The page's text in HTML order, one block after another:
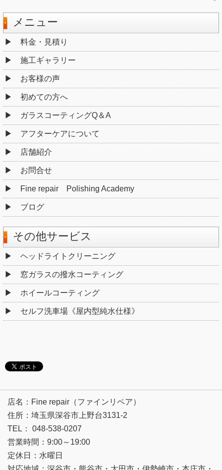
メニュー
料金・見積り
施工ギャラリー
お客様の声
初めての方へ
ガラスコーティングQ＆A
アフターケアについて
店舗紹介
お問合せ
Fine repair Polishing Academy
ブログ
その他サービス
ヘッドライトクリーニング
窓ガラスの撥水コーティング
ホイールコーティング
セルフ洗車場《屋内型純水仕様》
店名：Fine repair（ファインリペア）
住所：埼玉県深谷市上野台3131-2
TEL： 048-538-0207
営業時間：9:00～19:00
定休日：水曜日